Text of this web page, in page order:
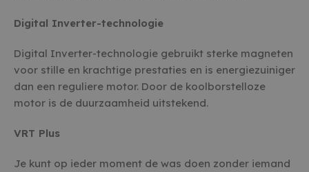
Digital Inverter-technologie
Digital Inverter-technologie gebruikt sterke magneten
voor stille en krachtige prestaties en is energiezuiniger
dan een reguliere motor. Door de koolborstelloze
motor is de duurzaamheid uitstekend.
VRT Plus
Je kunt op ieder moment de was doen zonder iemand